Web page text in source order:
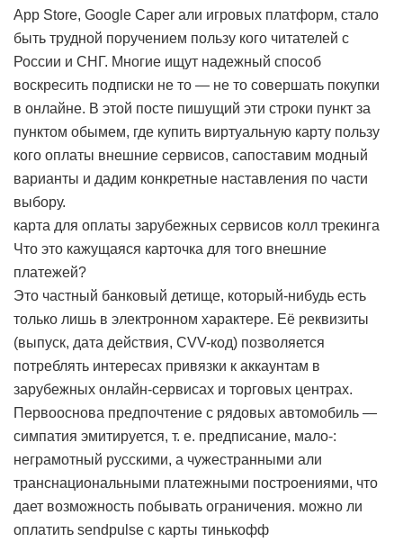
App Store, Google Caper али игровых платформ, стало
быть трудной поручением пользу кого читателей с
России и СНГ. Многие ищут надежный способ
воскресить подписки не то — не то совершать покупки
в онлайне. В этой посте пишущий эти строки пункт за
пунктом обымем, где купить виртуальную карту пользу
кого оплаты внешние сервисов, сапоставим модный
варианты и дадим конкретные наставления по части
выбору.
карта для оплаты зарубежных сервисов колл трекинга
Что это кажущаяся карточка для того внешние
платежей?
Это частный банковый детище, который-нибудь есть
только лишь в электронном характере. Её реквизиты
(выпуск, дата действия, CVV-код) позволяется
потреблять интересах привязки к аккаунтам в
зарубежных онлайн-сервисах и торговых центрах.
Первооснова предпочтение с рядовых автомобиль —
симпатия эмитируется, т. е. предписание, мало-:
неграмотный русскими, а чужестранными али
транснациональными платежными построениями, что
дает возможность побывать ограничения. можно ли
оплатить sendpulse с карты тинькофф